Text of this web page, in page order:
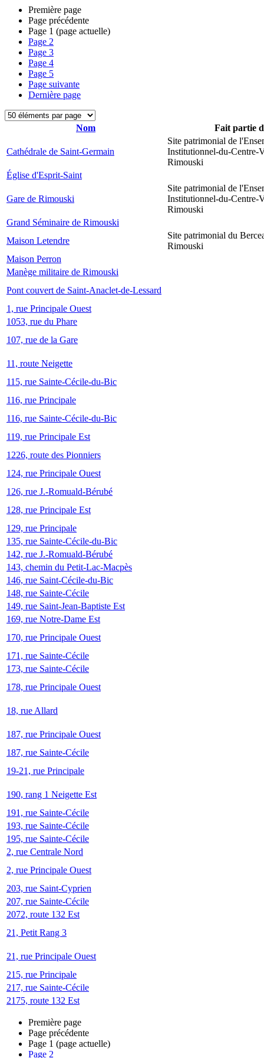
Première page
Page précédente
Page 1 (page actuelle)
Page 2
Page 3
Page 4
Page 5
Page suivante
Dernière page
Nom Fait partie
Cathédrale de Saint-Germain
Site patrimonial de
Institutionnel-du-Centre-
Rimouski
Église d'Esprit-Saint
Gare de Rimouski
Site patrimonial de
Institutionnel-du-Centre-
Rimouski
Grand Séminaire de Rimouski
Maison Letendre
Site patrimonial du
Rimouski
Maison Perron
Manège militaire de Rimouski
Pont couvert de Saint-Anaclet-de-Lessard
1, rue Principale Ouest
1053, rue du Phare
107, rue de la Gare
11, route Neigette
115, rue Sainte-Cécile-du-Bic
116, rue Principale
116, rue Sainte-Cécile-du-Bic
119, rue Principale Est
1226, route des Pionniers
124, rue Principale Ouest
126, rue J.-Romuald-Bérubé
128, rue Principale Est
129, rue Principale
135, rue Sainte-Cécile-du-Bic
142, rue J.-Romuald-Bérubé
143, chemin du Petit-Lac-Macpès
146, rue Saint-Cécile-du-Bic
148, rue Sainte-Cécile
149, rue Saint-Jean-Baptiste Est
169, rue Notre-Dame Est
170, rue Principale Ouest
171, rue Sainte-Cécile
173, rue Sainte-Cécile
178, rue Principale Ouest
18, rue Allard
187, rue Principale Ouest
187, rue Sainte-Cécile
19-21, rue Principale
190, rang 1 Neigette Est
191, rue Sainte-Cécile
193, rue Sainte-Cécile
195, rue Sainte-Cécile
2, rue Centrale Nord
2, rue Principale Ouest
203, rue Saint-Cyprien
207, rue Sainte-Cécile
2072, route 132 Est
21, Petit Rang 3
21, rue Principale Ouest
215, rue Principale
217, rue Sainte-Cécile
2175, route 132 Est
Première page
Page précédente
Page 1 (page actuelle)
Page 2